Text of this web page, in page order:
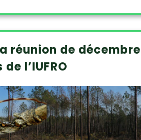
réunion de décembre
l’IUFRO